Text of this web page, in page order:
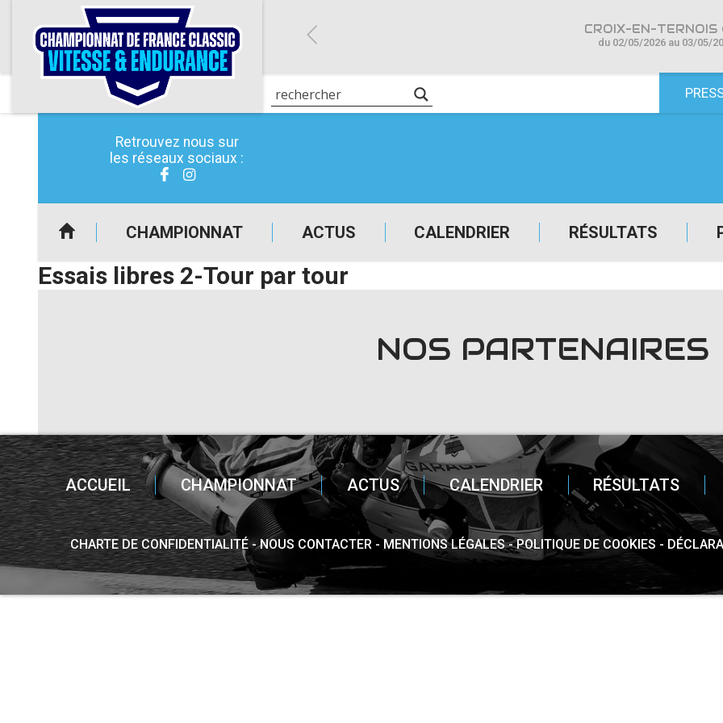
Retrouvez nous sur
les réseaux sociaux :
CHAMPIONNAT ACTUS CALENDRIER RÉSULTATS
CROIX-EN-TERNOIS
du 02/05/2026 au 03/05/
Essais libres 2-Tour par tour
NOS PARTENAIRES
ACCUEIL CHAMPIONNAT ACTUS CALENDRIER RÉSULTATS
CHARTE DE CONFIDENTIALITÉ NOUS CONTACTER MENTIONS LÉGALES POLITIQUE DE COOKIES